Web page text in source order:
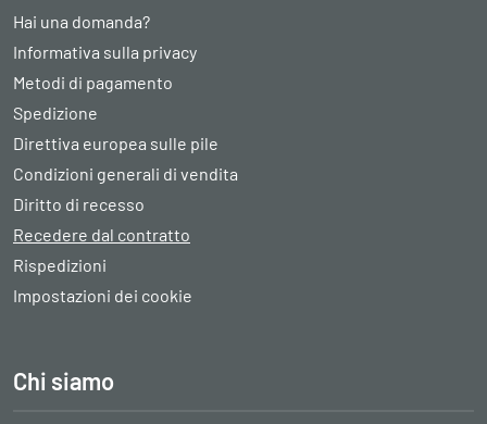
Hai una domanda?
Informativa sulla privacy
Metodi di pagamento
Spedizione
Direttiva europea sulle pile
Condizioni generali di vendita
Diritto di recesso
Recedere dal contratto
Rispedizioni
Impostazioni dei cookie
Chi siamo